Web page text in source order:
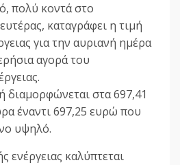
πολύ κοντά στο
καταγράφει η τιμή
για την αυριανή ημέρα
αγορά του
διαμορφώνεται στα 697,41
έναντι 697,25 ευρώ που
υψηλό.
ενέργειας καλύπτεται